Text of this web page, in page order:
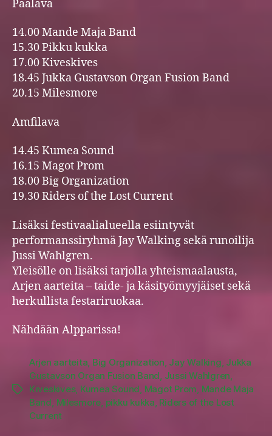
Päälava
14.00 Mande Maja Band
15.30 Pikku kukka
17.00 Kiveskives
18.45 Jukka Gustavson Organ Fusion Band
20.15 Milesmore
Amfilava
14.45 Kumea Sound
16.15 Magot Prom
18.00 Big Organization
19.30 Riders of the Lost Current
Lisäksi festivaalialueella esiintyvät
performanssiryhmä Jay Walking sekä runoilija
Jussi Wahlgren.
Yleisölle on lisäksi tarjolla yhteismaalausta,
Arjen aarteita – taide- ja käsityömyyjäiset sekä
herkullista festariruokaa.
Nähdään Alpparissa!
Tags
Arjen aarteita, Big Organization, Jay Walking, Jukka
Gustavson Organ Fusion Band, Jussi Wahlgren,
Kiveskives, Kumea Sound, Magot Prom, Mande Maja
Band, Milesmore, pikku kukka, Riders of the Lost
Current